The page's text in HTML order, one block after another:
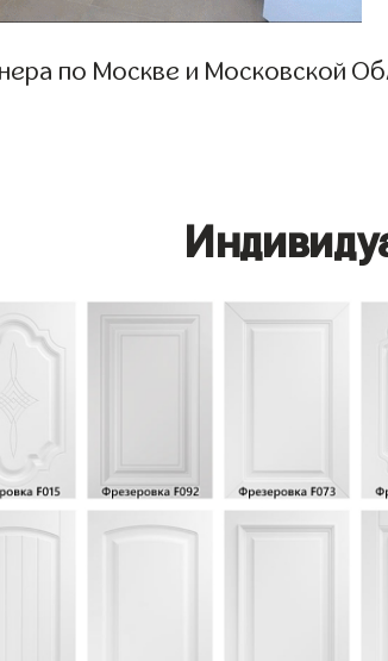
по Москве и Московской